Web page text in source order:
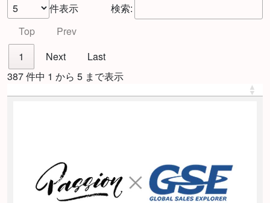
件表示
検索:
Top
Prev
1
Next
Last
387 件中 1 から 5 まで表示